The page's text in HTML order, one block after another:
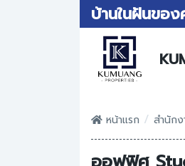
บ้านในฝันขอ
หน้าแรก / สำนักง